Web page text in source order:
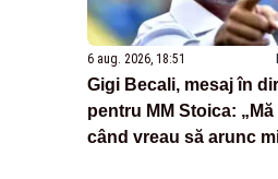
6 aug. 2026, 18:51
Gigi Becali, mesaj în
pentru MM Stoica:
când vreau să arunc